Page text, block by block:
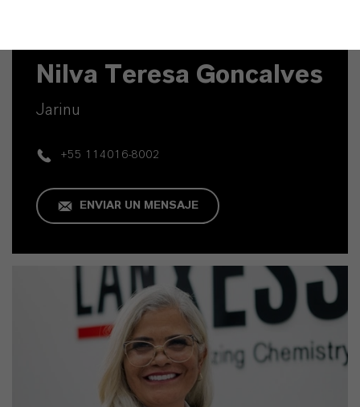
Nilva Teresa Goncalves
Jarinu
+55 114016-8002
ENVIAR UN MENSAJE